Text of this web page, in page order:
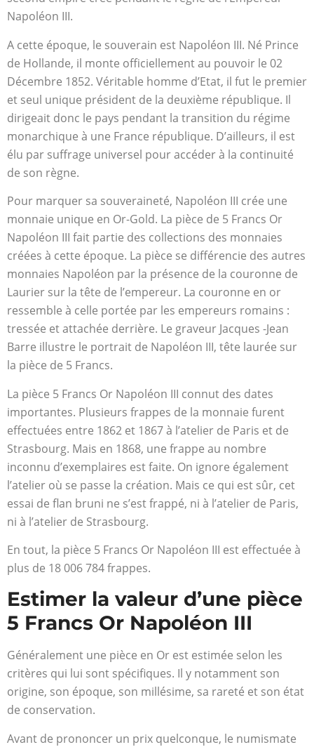
Napoléon III.
A cette époque, le souverain est Napoléon III. Né Prince
de Hollande, il monte officiellement au pouvoir le 02
Décembre 1852. Véritable homme d’Etat, il fut le premier
et seul unique président de la deuxième république. Il
dirigeait donc le pays pendant la transition du régime
monarchique à une France république. D’ailleurs, il est
élu par suffrage universel pour accéder à la continuité
de son règne.
Pour marquer sa souveraineté, Napoléon III crée une
monnaie unique en Or-Gold. La pièce de 5 Francs Or
Napoléon III fait partie des collections des monnaies
créées à cette époque. La pièce se différencie des autres
monnaies Napoléon par la présence de la couronne de
Laurier sur la tête de l’empereur. La couronne en or
ressemble à celle portée par les empereurs romains :
tressée et attachée derrière. Le graveur Jacques -Jean
Barre illustre le portrait de Napoléon III, tête laurée sur
la pièce de 5 Francs.
La pièce 5 Francs Or Napoléon III connut des dates
importantes. Plusieurs frappes de la monnaie furent
effectuées entre 1862 et 1867 à l’atelier de Paris et de
Strasbourg. Mais en 1868, une frappe au nombre
inconnu d’exemplaires est faite. On ignore également
l’atelier où se passe la création. Mais ce qui est sûr, cet
essai de flan bruni ne s’est frappé, ni à l’atelier de Paris,
ni à l’atelier de Strasbourg.
En tout, la pièce 5 Francs Or Napoléon III est effectuée à
plus de 18 006 784 frappes.
Estimer la valeur d’une pièce
5 Francs Or Napoléon III
Généralement une pièce en Or est estimée selon les
critères qui lui sont spécifiques. Il y notamment son
origine, son époque, son millésime, sa rareté et son état
de conservation.
Avant de prononcer un prix quelconque, le numismate